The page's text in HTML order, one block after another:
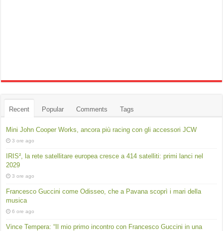
Recent Popular Comments Tags
Mini John Cooper Works, ancora più racing con gli accessori JCW
3 ore ago
IRIS², la rete satellitare europea cresce a 414 satelliti: primi lanci nel
2029
3 ore ago
Francesco Guccini come Odisseo, che a Pavana scoprì i mari della
musica
6 ore ago
Vince Tempera: “Il mio primo incontro con Francesco Guccini in una